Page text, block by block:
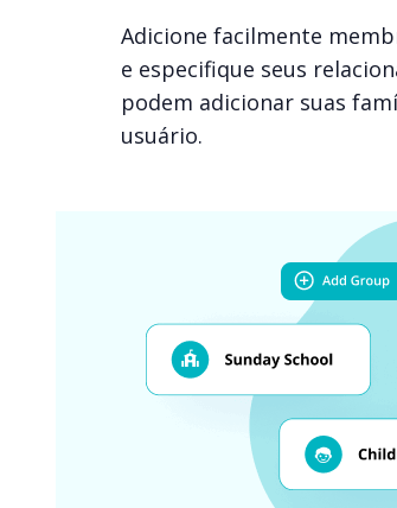
Adicione facilmente
e especifique seus
podem adicionar suas
usuário.